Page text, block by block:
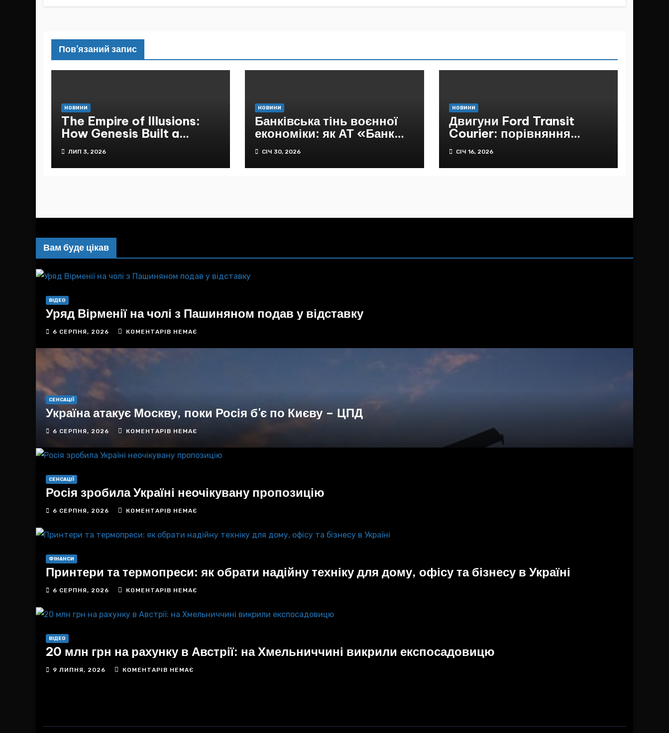
Пов’язаний запис
НОВИНИ
The Empire of Illusions:
How Genesis Built a
Massive Network of
Deception Under the
Guise of an Ukrainian IT
ЛИП 3, 2026
НОВИНИ
Банківська тінь воєнної
економіки: як АТ «Банк
Український капітал»
опинився в епіцентрі
підозр щодо…
СІЧ 30, 2026
НОВИНИ
Двигуни Ford Transit
Courier: порівняння
бензинового та
дизельного
СІЧ 16, 2026
Вам буде цікав
ВІДЕО
Уряд Вірменії на чолі з Пашиняном подав у відставку
6 СЕРПНЯ, 2026 КОМЕНТАРІВ НЕМАЄ
СЕНСАЦІЇ
Україна атакує Москву, поки Росія б'є по Києву – ЦПД
6 СЕРПНЯ, 2026 КОМЕНТАРІВ НЕМАЄ
СЕНСАЦІЇ
Росія зробила Україні неочікувану пропозицію
6 СЕРПНЯ, 2026 КОМЕНТАРІВ НЕМАЄ
ФІНАНСИ
Принтери та термопреси: як обрати надійну техніку для дому, офісу та бізнесу в Україні
6 СЕРПНЯ, 2026 КОМЕНТАРІВ НЕМАЄ
ВІДЕО
20 млн грн на рахунку в Австрії: на Хмельниччині викрили експосадовицю
9 ЛИПНЯ, 2026 КОМЕНТАРІВ НЕМАЄ